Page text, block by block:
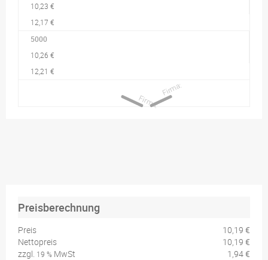
10,23 €
12,17 €
5000
10,26 €
12,21 €
Preisberechnung
Preis
10,19 €
Nettopreis
10,19 €
zzgl. 19 % MwSt 1,94 €